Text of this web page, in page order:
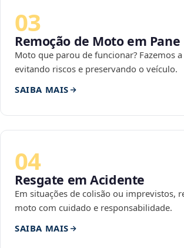
03
Remoção de Moto em Pane
Moto que parou de funcionar? Fazemos
evitando riscos e preservando o veículo.
SAIBA MAIS
04
Resgate em Acidente
Em situações de colisão ou imprevistos,
moto com cuidado e responsabilidade.
SAIBA MAIS